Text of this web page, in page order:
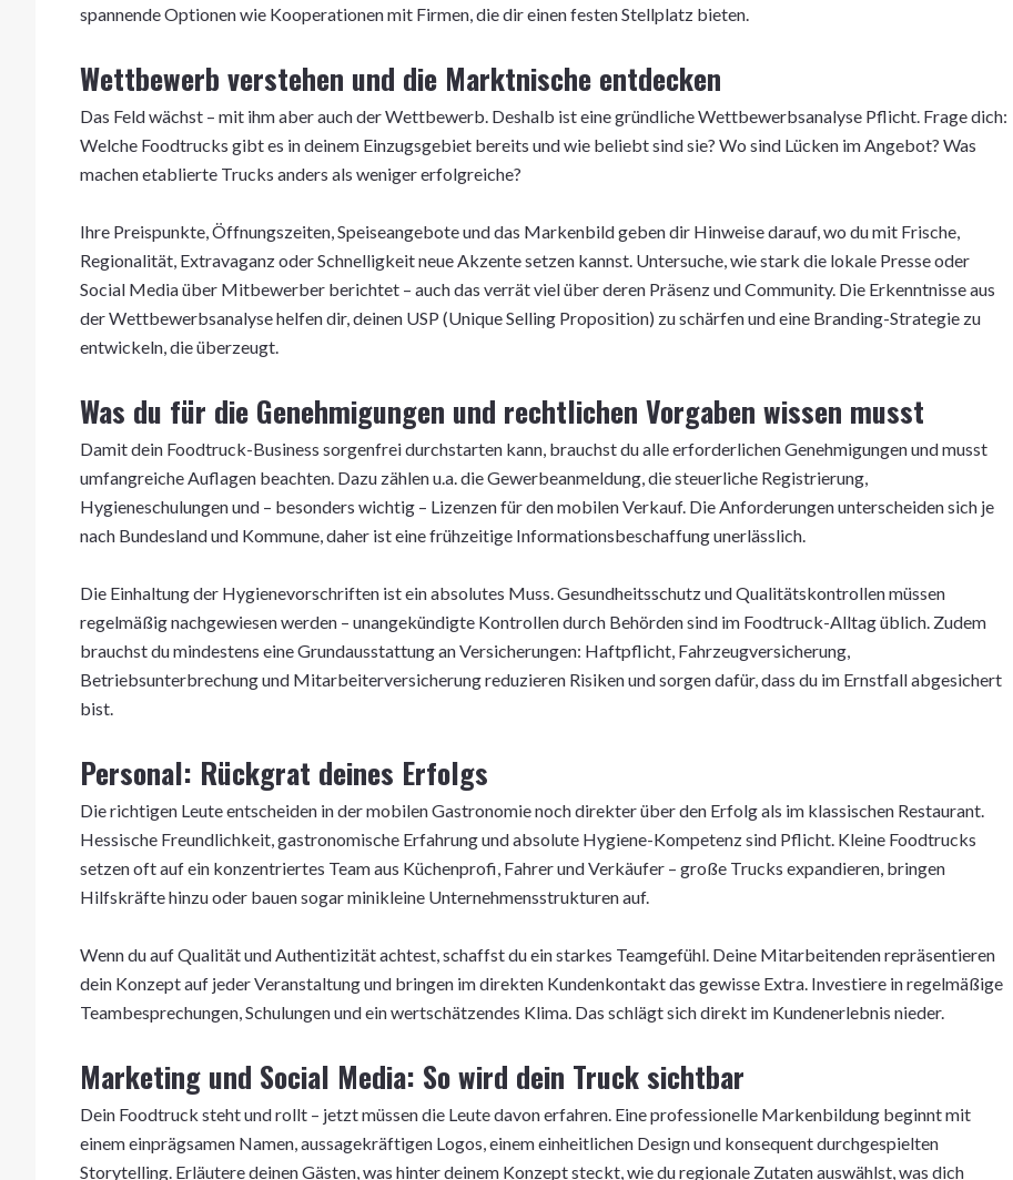
spannende Optionen wie Kooperationen mit Firmen, die dir einen festen Stellplatz bieten.
Wettbewerb verstehen und die Marktnische entdecken
Das Feld wächst – mit ihm aber auch der Wettbewerb. Deshalb ist eine gründliche Wettbewerbsanalyse Pflicht. Frage dich:
Welche Foodtrucks gibt es in deinem Einzugsgebiet bereits und wie beliebt sind sie? Wo sind Lücken im Angebot? Was
machen etablierte Trucks anders als weniger erfolgreiche?
Ihre Preispunkte, Öffnungszeiten, Speiseangebote und das Markenbild geben dir Hinweise darauf, wo du mit Frische,
Regionalität, Extravaganz oder Schnelligkeit neue Akzente setzen kannst. Untersuche, wie stark die lokale Presse oder
Social Media über Mitbewerber berichtet – auch das verrät viel über deren Präsenz und Community. Die Erkenntnisse aus
der Wettbewerbsanalyse helfen dir, deinen USP (Unique Selling Proposition) zu schärfen und eine Branding-Strategie zu
entwickeln, die überzeugt.
Was du für die Genehmigungen und rechtlichen Vorgaben wissen musst
Damit dein Foodtruck-Business sorgenfrei durchstarten kann, brauchst du alle erforderlichen Genehmigungen und musst
umfangreiche Auflagen beachten. Dazu zählen u.a. die Gewerbeanmeldung, die steuerliche Registrierung,
Hygieneschulungen und – besonders wichtig – Lizenzen für den mobilen Verkauf. Die Anforderungen unterscheiden sich je
nach Bundesland und Kommune, daher ist eine frühzeitige Informationsbeschaffung unerlässlich.
Die Einhaltung der Hygienevorschriften ist ein absolutes Muss. Gesundheitsschutz und Qualitätskontrollen müssen
regelmäßig nachgewiesen werden – unangekündigte Kontrollen durch Behörden sind im Foodtruck-Alltag üblich. Zudem
brauchst du mindestens eine Grundausstattung an Versicherungen: Haftpflicht, Fahrzeugversicherung,
Betriebsunterbrechung und Mitarbeiterversicherung reduzieren Risiken und sorgen dafür, dass du im Ernstfall abgesichert
bist.
Personal: Rückgrat deines Erfolgs
Die richtigen Leute entscheiden in der mobilen Gastronomie noch direkter über den Erfolg als im klassischen Restaurant.
Hessische Freundlichkeit, gastronomische Erfahrung und absolute Hygiene-Kompetenz sind Pflicht. Kleine Foodtrucks
setzen oft auf ein konzentriertes Team aus Küchenprofi, Fahrer und Verkäufer – große Trucks expandieren, bringen
Hilfskräfte hinzu oder bauen sogar minikleine Unternehmensstrukturen auf.
Wenn du auf Qualität und Authentizität achtest, schaffst du ein starkes Teamgefühl. Deine Mitarbeitenden repräsentieren
dein Konzept auf jeder Veranstaltung und bringen im direkten Kundenkontakt das gewisse Extra. Investiere in regelmäßige
Teambesprechungen, Schulungen und ein wertschätzendes Klima. Das schlägt sich direkt im Kundenerlebnis nieder.
Marketing und Social Media: So wird dein Truck sichtbar
Dein Foodtruck steht und rollt – jetzt müssen die Leute davon erfahren. Eine professionelle Markenbildung beginnt mit
einem einprägsamen Namen, aussagekräftigen Logos, einem einheitlichen Design und konsequent durchgespielten
Storytelling. Erläutere deinen Gästen, was hinter deinem Konzept steckt, wie du regionale Zutaten auswählst, was dich